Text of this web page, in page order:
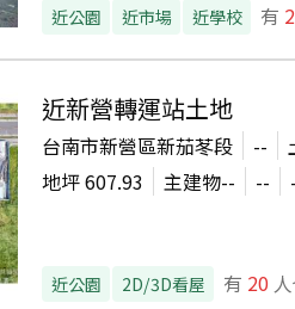
近公園 近市場 近學校 有
近新營轉運站土地
台南市新營區新茄苳段 --
地坪607.93 主建物-- --
近公園 2D/3D看屋 有 20